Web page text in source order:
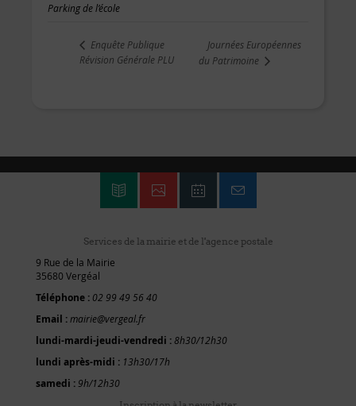
Parking de l’école
Enquête Publique
Révision Générale PLU
Journées Européennes
du Patrimoine
Services de la mairie et de l'agence postale
9 Rue de la Mairie
35680 Vergéal
Téléphone : 02 99 49 56 40
Email :mairie@vergeal.fr
lundi-mardi-jeudi-vendredi :8h30/12h30
lundi après-midi : 13h30/17h
samedi : 9h/12h30